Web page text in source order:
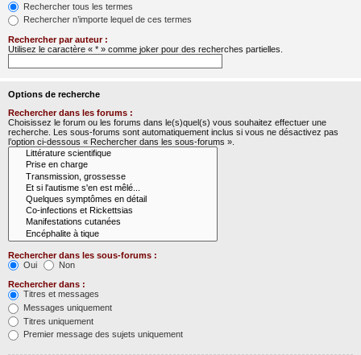
Rechercher tous les termes
Rechercher n’importe lequel de ces termes
Rechercher par auteur :
Utilisez le caractère « * » comme joker pour des recherches partielles.
Options de recherche
Rechercher dans les forums :
Choisissez le forum ou les forums dans le(s)quel(s) vous souhaitez effectuer une
recherche. Les sous-forums sont automatiquement inclus si vous ne désactivez pas
l’option ci-dessous « Rechercher dans les sous-forums ».
Rechercher dans les sous-forums :
Oui
Non
Rechercher dans :
Titres et messages
Messages uniquement
Titres uniquement
Premier message des sujets uniquement